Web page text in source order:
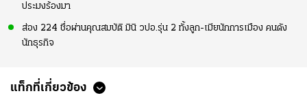
ประมงร้องมา
ส่อง 224 ชื่อผ่านคุณสมบัติ มินิ วปอ.รุ่น 2 ทั้งลูก-เมียนักการเมือง คนดัง
นักธุรกิจ
แท็กที่เกี่ยวข้อง